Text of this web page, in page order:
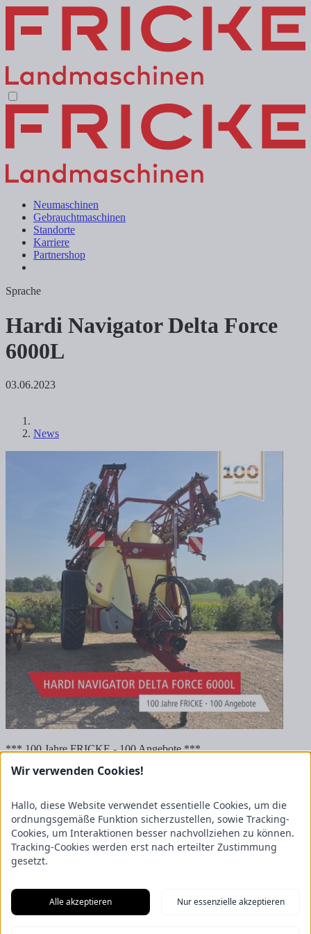
Neumaschinen
Gebrauchtmaschinen
Standorte
Karriere
Partnershop
Sprache
Hardi Navigator Delta Force
6000L
03.06.2023
News
*** 100 Jahre FRICKE - 100 Angebote ***
Hardi Navigator Delta Force 6000l für 83.500€ zzgl. 19% Mwst.
Baujahr 2020
6000 ltr.
Bereifung 520/85R46
5-Fach Düsenstock mit 3 Satz Düsen
Für weitere Informationen und bei Interesse stehen euch unsere
Verkäufer gerne zur Verfügung.
Wir verwenden Cookies!
Hallo, diese Website verwendet essentielle Cookies, um die
ordnungsgemäße Funktion sicherzustellen, sowie Tracking-
Cookies, um Interaktionen besser nachvollziehen zu können.
Tracking-Cookies werden erst nach erteilter Zustimmung
gesetzt.
Alle akzeptieren Nur essenzielle akzeptieren